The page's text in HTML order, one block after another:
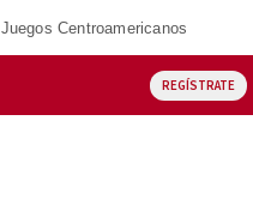
Juegos Centroamericanos
REGÍSTRATE